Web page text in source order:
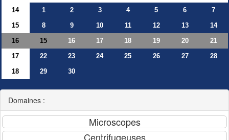
14
1 2 3 4 5 6
7
15
8 9 10 11 12 13
14
16
15 16 17 18 19 20
21
17
22 23 24 25 26 27
28
18
29 30
Domaines :